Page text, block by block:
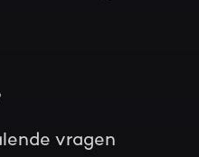
vragen